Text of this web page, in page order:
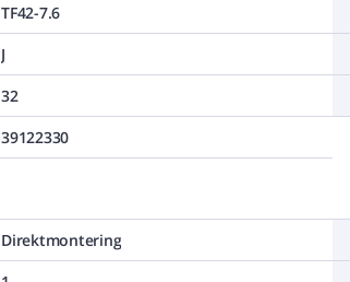
TF42-7.6
J
32
39122330
Direktmontering